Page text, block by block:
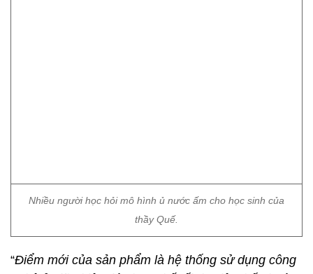
nghệ ủ giữ nhiệt giúp hạn chế tối đa việc thất thoát
nhiệt lượng khi đun bếp, không phải bố trí người
nước nóng dùng 24/24 giờ.